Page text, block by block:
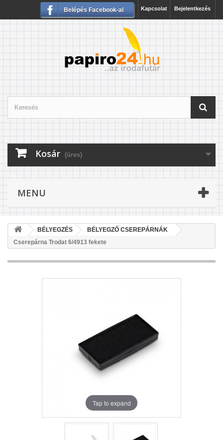
Bejelentkezés
Kapcsolat
Belépés Facebook-al
Kosár (üres)
MENU
BÉLYEGZÉS
BÉLYEGZŐ CSEREPÁRNÁK
Cserepárna Trodat 6/4913 fekete
Tap to expand